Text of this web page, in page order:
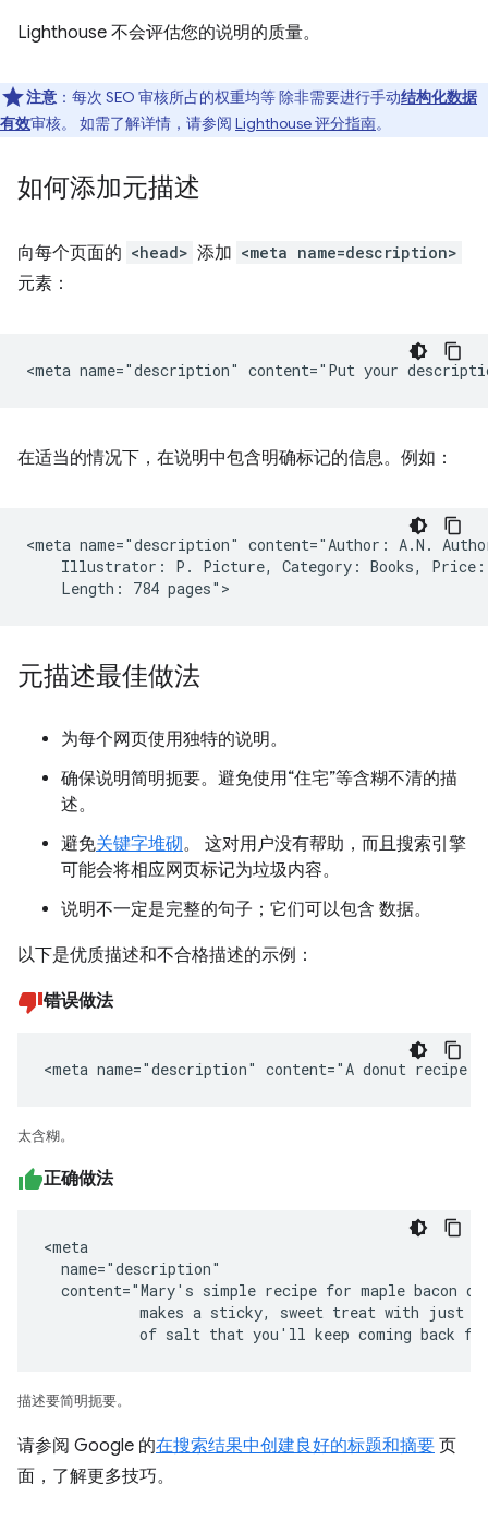
Lighthouse 不会评估您的说明的质量。
注意 ：每次 SEO 审核所占的权重均等 除非需要进行手动结构化数据
有效审核。 如需了解详情，请参阅 Lighthouse 评分指南。
如何添加元描述
向每个页面的 <head> 添加 <meta name=description>
元素：
在适当的情况下，在说明中包含明确标记的信息。例如：
<meta name="description" content="Author: A.N.
Illustrator: P. Picture, Category: Books,
元描述最佳做法
为每个网页使用独特的说明。
确保说明简明扼要。避免使用“住宅”等含糊不清的描
述。
避免关键字堆砌。 这对用户没有帮助，而且搜索引擎
可能会将相应网页标记为垃圾内容。
说明不一定是完整的句子；它们可以包含 数据。
以下是优质描述和不合格描述的示例：
错误做法
<meta name="description" content="A donut
太含糊。
正确做法
<meta
  name="description"
content="Mary's simple recipe for maple bacon
makes a sticky, sweet treat with just a
of salt that you'll keep coming back
描述要简明扼要。
请参阅 Google 的在搜索结果中创建良好的标题和摘要 页
面，了解更多技巧。